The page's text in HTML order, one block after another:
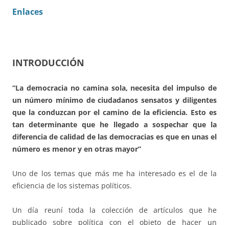
Enlaces
INTRODUCCIÓN
“La democracia no camina sola, necesita del impulso de
un número mínimo de ciudadanos sensatos y diligentes
que la conduzcan por el camino de la eficiencia. Esto es
tan determinante que he llegado a sospechar que la
diferencia de calidad de las democracias es que en unas el
número es menor y en otras mayor”
Uno de los temas que más me ha interesado es el de la
eficiencia de los sistemas políticos.
Un día reuní toda la colección de artículos que he
publicado sobre política con el objeto de hacer un